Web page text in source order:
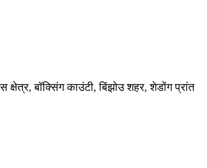
क्षेत्र, बॉक्सिंग काउंटी, बिंझोउ शहर, शेडोंग प्रांत